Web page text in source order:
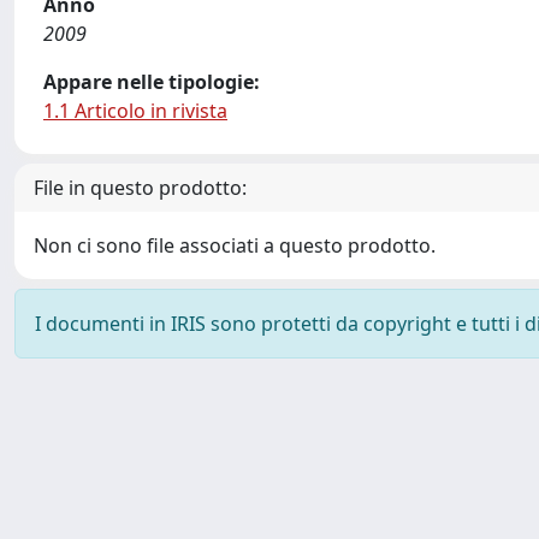
2009
Appare nelle tipologie:
1.1 Articolo in rivista
File in questo prodotto:
Non ci sono file associati a questo prodotto.
I documenti in IRIS sono protetti da copyright e tutti i